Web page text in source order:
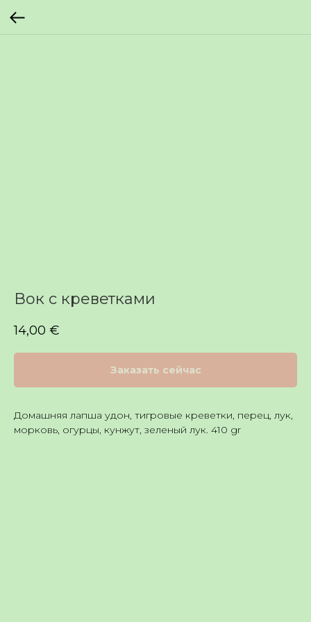
Вок с креветками
14,00 €
Заказать сейчас
Домашняя лапша удон, тигровые креветки, перец, лук,
морковь, огурцы, кунжут, зеленый лук. 410 gr